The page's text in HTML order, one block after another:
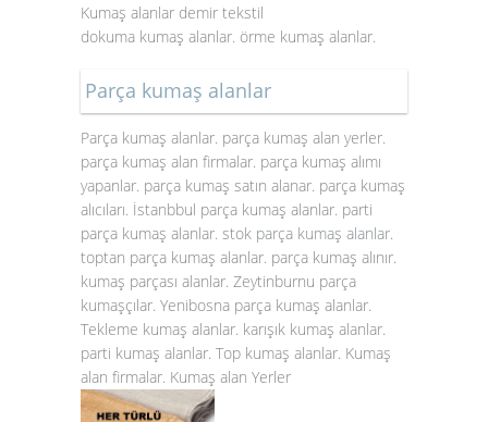
Kumaş alanlar demir tekstil
dokuma kumaş alanlar. örme kumaş alanlar.
Parça kumaş alanlar
Parça kumaş alanlar. parça kumaş alan yerler.
parça kumaş alan firmalar. parça kumaş alımı
yapanlar. parça kumaş satın alanar. parça kumaş
alıcıları. İstanbbul parça kumaş alanlar. parti
parça kumaş alanlar. stok parça kumaş alanlar.
toptan parça kumaş alanlar. parça kumaş alınır.
kumaş parçası alanlar. Zeytinburnu parça
kumaşçılar. Yenibosna parça kumaş alanlar.
Tekleme kumaş alanlar. karışık kumaş alanlar.
parti kumaş alanlar. Top kumaş alanlar. Kumaş
alan firmalar. Kumaş alan Yerler